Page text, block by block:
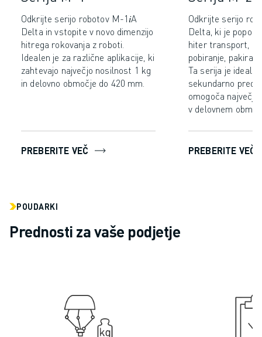
RAVNANJE Z MATERIALOM
BARVANJE
PALETIRANJE
TOČKOVNO VARJENJE
PREGLED VIDA
REZANJE ŽICE EDM
SKRB ZA STRANKE
NAČRTI DRUŽBE FANUC
PONOVNA IZDELAVA
E-TRGOVINA
REŠITVE ZA INDUSTRIJE
REŠITVE ZA IZOBRAŽEVANJE
WORLDSKILLS & YOUNG TALENTS
Odkrijte serijo robotov M-1𝑖A
Delta in vstopite v novo dimenzijo
hitrega rokovanja z roboti.
Idealen je za različne aplikacije, ki
zahtevajo največjo nosilnost 1 kg
in delovno območje do 420 mm.
PREBERITE VEČ
Odkrijte serijo
Delta, ki je
hiter transport,
pobiranje,
Ta serija je
sekundarno
omogoča
v delovnem
PREBERITE VEČ
POUDARKI
Prednosti za vaše podjetje